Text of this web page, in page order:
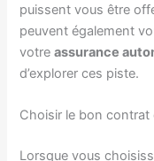
puissent vous être
peuvent également
votreassurance
d’explorer ces piste.
Choisir le bon contrat
Lorsque vous